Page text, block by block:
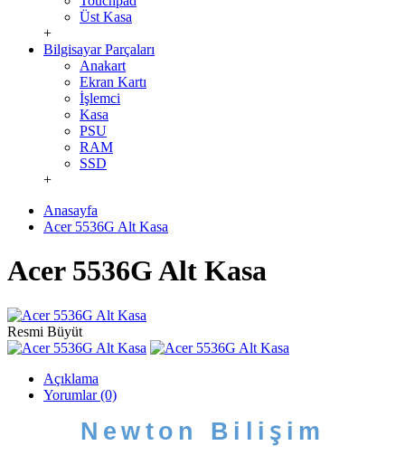
Üst Kasa
+
Bilgisayar Parçaları
Anakart
Ekran Kartı
İşlemci
Kasa
PSU
RAM
SSD
+
Anasayfa
Acer 5536G Alt Kasa
Acer 5536G Alt Kasa
Resmi Büyüt
Açıklama
Yorumlar (0)
Newton Bili ş im